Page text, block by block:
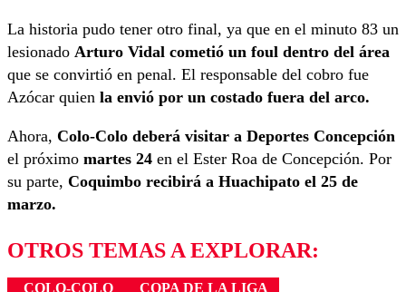
La historia pudo tener otro final, ya que en el minuto 83 un
lesionado Arturo Vidal cometió un foul dentro del área
que se convirtió en penal. El responsable del cobro fue
Azócar quien la envió por un costado fuera del arco.
Ahora, Colo-Colo deberá visitar a Deportes Concepción
el próximo martes 24 en el Ester Roa de Concepción. Por
su parte, Coquimbo recibirá a Huachipato el 25 de
marzo.
OTROS TEMAS A EXPLORAR:
COLO-COLO COPA DE LA LIGA